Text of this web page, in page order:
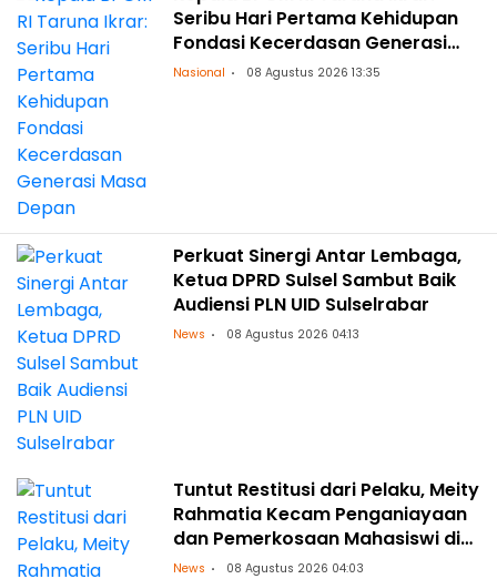
Seribu Hari Pertama Kehidupan
Fondasi Kecerdasan Generasi
Masa Depan
Nasional 08 Agustus 2026 13:35
Perkuat Sinergi Antar Lembaga,
Ketua DPRD Sulsel Sambut Baik
Audiensi PLN UID Sulselrabar
News 08 Agustus 2026 04:13
Tuntut Restitusi dari Pelaku, Meity
Rahmatia Kecam Penganiayaan
dan Pemerkosaan Mahasiswi di
Makassar
News 08 Agustus 2026 04:03